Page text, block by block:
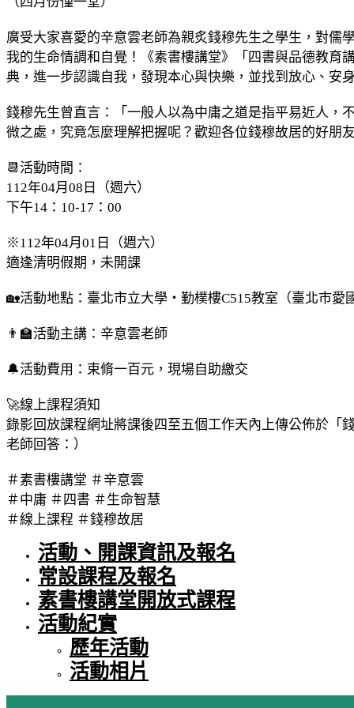
廣受大家喜愛的辛意雲老師為親炙錢穆先生之學生，對儒
我的生命情調和自覺！《素書樓講堂》「四書與品德教育
典，進一步認識自我，發現本心與快樂，並找到放心、安
錢穆先生曾直言：「一般人以為中庸之道是指平易近人，
微之處，究竟怎麼理解把握呢？歡迎各位錢穆故居的好朋
📆活動時間：
112年04月08日（週六）
下午14：10-17：00
※112年04月01日（週六）
適逢清明假期，未開課
🏡活動地點：臺北市立大學・勤樸樓C515教室（臺北市愛
👨‍🏫活動主講：辛意雲老師
🔔活動費用：束脩一百元，現場自助繳交
🚀線上課程須知
錄影回放課程網址將課後四至五個工作天內上傳公佈於「
老師回答：）
＃素書樓講堂 ＃辛意雲
＃中庸 ＃四書 ＃生命智慧
＃線上課程 ＃錢穆故居
活動、開課資訊及報名
常設課程及報名
素書樓講堂開放式課程
活動紀實
歷年活動
活動相片